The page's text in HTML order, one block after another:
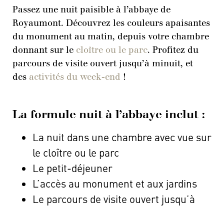
Passez une nuit paisible à l’abbaye de
Royaumont. Découvrez les couleurs apaisantes
du monument au matin, depuis votre chambre
donnant sur le cloître ou le parc. Profitez du
parcours de visite ouvert jusqu’à minuit, et
des activités du week-end !
La formule nuit à l’abbaye inclut :
La nuit dans une chambre avec vue sur
le cloître ou le parc
Le petit-déjeuner
L’accès au monument et aux jardins
Le parcours de visite ouvert jusqu’à